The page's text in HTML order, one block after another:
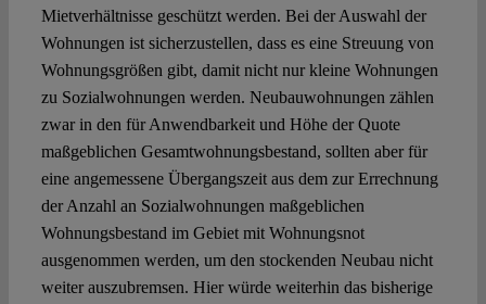
Mietverhältnisse geschützt werden. Bei der Auswahl der
Wohnungen ist sicherzustellen, dass es eine Streuung von
Wohnungsgrößen gibt, damit nicht nur kleine Wohnungen
zu Sozialwohnungen werden. Neubauwohnungen zählen
zwar in den für Anwendbarkeit und Höhe der Quote
maßgeblichen Gesamtwohnungsbestand, sollten aber für
eine angemessene Übergangszeit aus dem zur Errechnung
der Anzahl an Sozialwohnungen maßgeblichen
Wohnungsbestand im Gebiet mit Wohnungsnot
ausgenommen werden, um den stockenden Neubau nicht
weiter auszubremsen. Hier würde weiterhin das bisherige